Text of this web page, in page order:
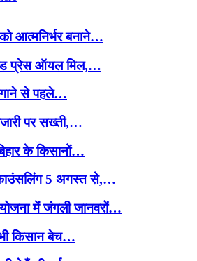
आत्मनिर्भर बनाने…
प्रेस ऑयल मिल,…
से पहले…
पर सख्ती,…
के किसानों…
5 अगस्त से,…
में जंगली जानवरों…
किसान बेच…